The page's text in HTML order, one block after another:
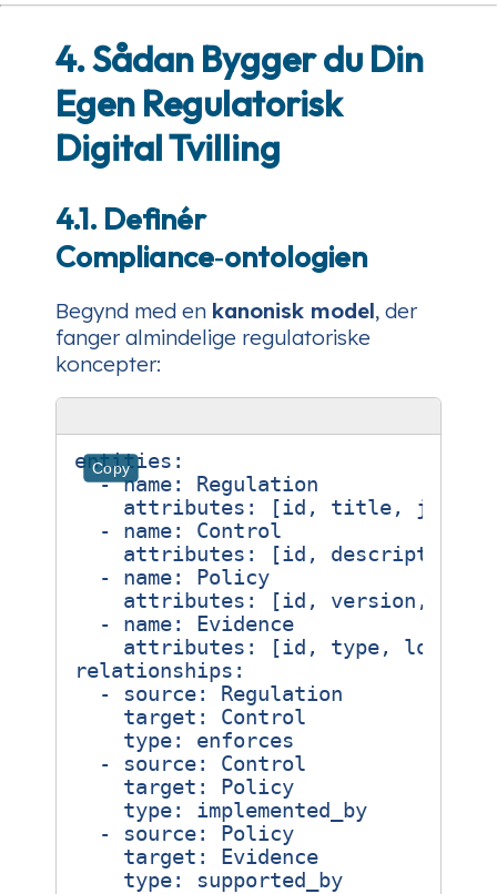
4. Sådan Bygger du Din
Egen Regulatorisk
Digital Tvilling
4.1. Definér
Compliance‑ontologien
Begynd med en kanonisk model, der
fanger almindelige regulatoriske
koncepter:
Copy
entities :
- name:
Regulation
attributes : [id, title,
- name:
Control
attributes : [id, description,
- name:
Policy
attributes : [id, version,
- name:
Evidence
attributes : [id, type,
relationships :
- source:
Regulation
target :
Control
type:
enforces
- source:
Control
target :
Policy
type:
implemented_by
- source:
Policy
target :
Evidence
type: supported_by